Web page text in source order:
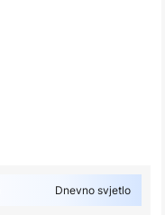
Dnevno svjetlo